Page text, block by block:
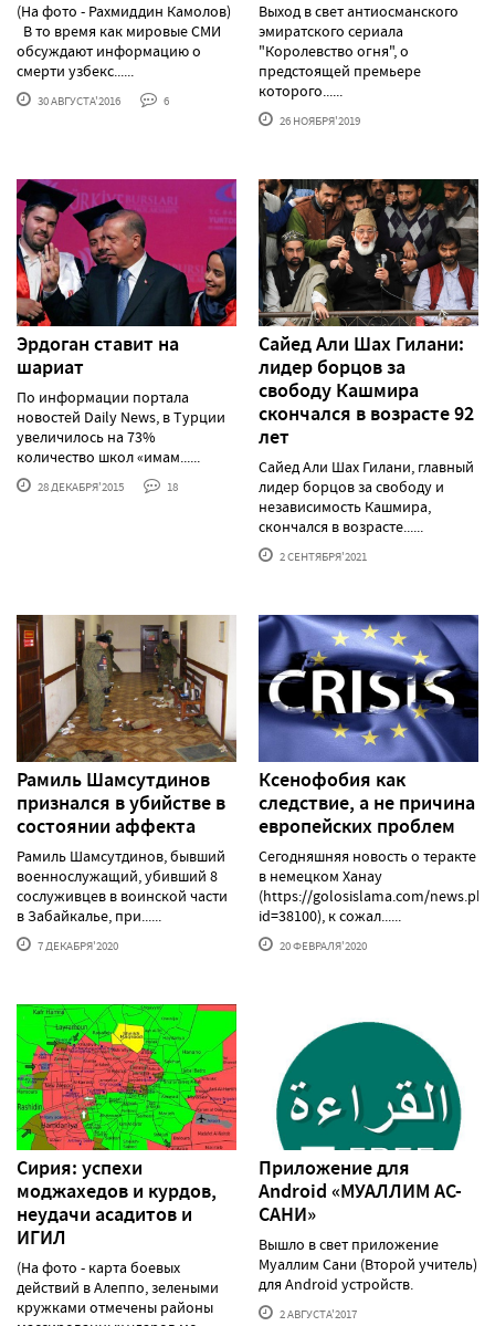
(На фото - Рахмиддин Камолов)
В то время как мировые СМИ
обсуждают информацию о
смерти узбекс......
30 АВГУСТА'2016 6
Выход в свет антиосманского
эмиратского сериала
"Королевство огня", о
предстоящей премьере
которого......
26 НОЯБРЯ'2019
Эрдоган ставит на
шариат
По информации портала
новостей Daily News, в Турции
увеличилось на 73%
количество школ «имам......
28 ДЕКАБРЯ'2015 18
Сайед Али Шах Гилани:
лидер борцов за
свободу Кашмира
скончался в возрасте 92
лет
Сайед Али Шах Гилани, главный
лидер борцов за свободу и
независимость Кашмира,
скончался в возрасте......
2 СЕНТЯБРЯ'2021
Рамиль Шамсутдинов
признался в убийстве в
состоянии аффекта
Рамиль Шамсутдинов, бывший
военнослужащий, убивший 8
сослуживцев в воинской части
в Забайкалье, при......
7 ДЕКАБРЯ'2020
Ксенофобия как
следствие, а не причина
европейских проблем
Сегодняшняя новость о теракте
в немецком Ханау
(https://golosislama.com/
id=38100), к сожал......
20 ФЕВРАЛЯ'2020
Сирия: успехи
моджахедов и курдов,
неудачи асадитов и
ИГИЛ
(На фото - карта боевых
действий в Алеппо, зелеными
кружками отмечены районы
Приложение для
Android «МУАЛЛИМ АС-
САНИ»
Вышло в свет приложение
Муаллим Сани (Второй учитель)
для Android устройств.
2 АВГУСТА'2017